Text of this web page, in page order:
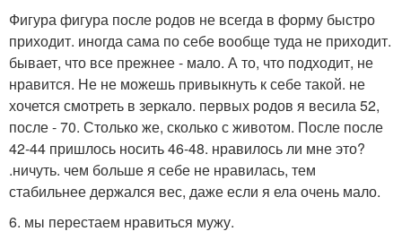
Фигура фигура после родов не всегда в форму быстро
приходит. иногда сама по себе вообще туда не приходит.
бывает, что все прежнее - мало. А то, что подходит, не
нравится. Не не можешь привыкнуть к себе такой. не
хочется смотреть в зеркало. первых родов я весила 52,
после - 70. Столько же, сколько с животом. После после
42-44 пришлось носить 46-48. нравилось ли мне это?
.ничуть. чем больше я себе не нравилась, тем
стабильнее держался вес, даже если я ела очень мало.
6. мы перестаем нравиться мужу.